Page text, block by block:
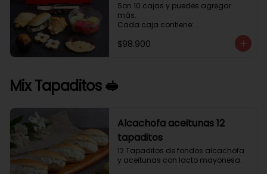
Son 10 cajas y puedes agregar
más.
Cada caja contiene:
2 mini croissant jamón queso.
1 mini muffin.
Estos desayunos no los vendemos
por unidad, desde 10 cajas.
$98.900
Mix Tapaditos 🥪
Alcachofa aceitunas 12
tapaditos
12 Tapaditos de fondos alcachofa
y aceitunas con lacto mayonesa.